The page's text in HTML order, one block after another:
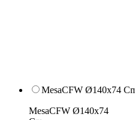
MesaCFW Ø140x74
MesaCFW Ø140x74